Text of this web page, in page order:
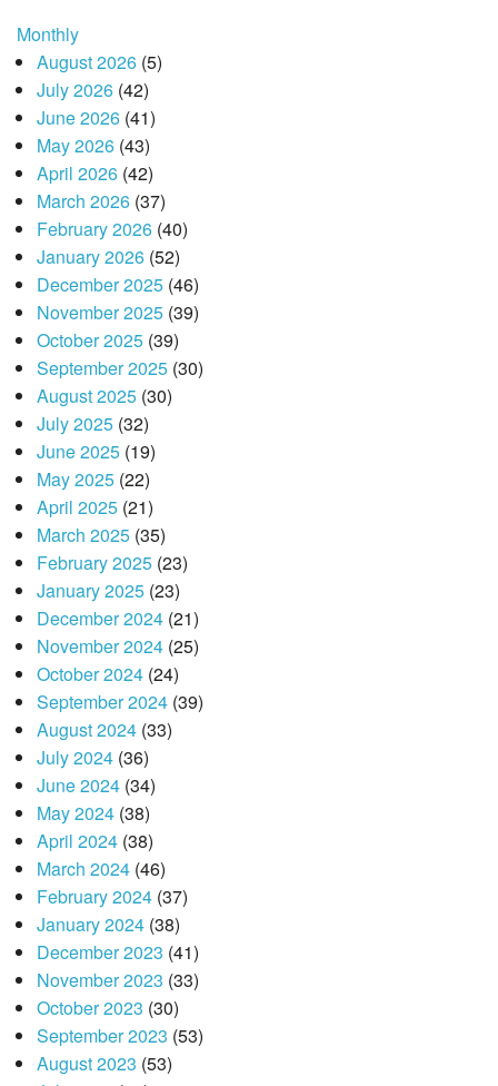
Monthly
August 2026(5)
July 2026(42)
June 2026(41)
May 2026(43)
April 2026(42)
March 2026(37)
February 2026(40)
January 2026(52)
December 2025(46)
November 2025(39)
October 2025(39)
September 2025(30)
August 2025(30)
July 2025(32)
June 2025(19)
May 2025(22)
April 2025(21)
March 2025(35)
February 2025(23)
January 2025(23)
December 2024(21)
November 2024(25)
October 2024(24)
September 2024(39)
August 2024(33)
July 2024(36)
June 2024(34)
May 2024(38)
April 2024(38)
March 2024(46)
February 2024(37)
January 2024(38)
December 2023 (41)
November 2023 (33)
October 2023 (30)
September 2023 (53)
August 2023 (53)